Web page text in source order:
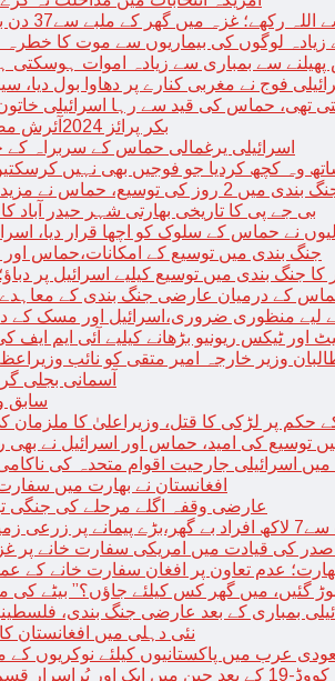
رکھے؛ غزہ میں گھر کے ملبے سے37 دن بعد نومولود زندہ مل گیا
زیادہ لوگوں کی بیماریوں سے موت کا
سے بمباری سے زیادہ اموات ہوسکتی
فوج نے مغربی کنارے پر دھاوا بول دیا،
تھی، حماس کی قید سے رہا اسرائیلی
بکر پرائز 2024آئرش مصنف پال لنچ نے جیت لیا
اسرائیلی یرغمالی حماس کے سربراہ
وہ کچھ کردیا جو فوجیں بھی نہیں
نے مزید 11 یرغمالی رہا کر دیے
بی جے پی کا تاریخی بھارتی شہر حیدر آباد کا
نے حماس کے سلوک کو اچھا قرار دیا،
جنگ بندی میں توسیع کے امکانات،حماس اور
کا جنگ بندی میں توسیع کیلیے اسرائیل پر
حماس کے درمیان عارضی جنگ بندی کے
لیے منظوری ضروری،اسرائیل اور مسک کے
اور ٹیکس ریونیو بڑھانے کیلیے آئی ایم ایف
وزیر خارجہ امیر متقی کو نائب
آسمانی بجلی گرنے سے 20
سابق
حکم پر لڑکی کا قتل، وزیراعلیٰ کا
توسیع کی امید، حماس اور اسرائیل نے بھی
اسرائیلی جارحیت اقوام متحدہ کی
افغانستان نے بھارت میں
عارضی وقفہ اگلے مرحلے کی جنگی
بھی بہہ گئے
صدر کی قیادت میں امریکی سفارت خانے پر
عدم تعاون پر افغان سفارت خانے کے عملے
گئیں، میں گھر کس کیلئے جاؤں؟” بیٹے کی
نئی دہلی میں افغانستان
عرب میں پاکستانیوں کیلئے نوکریوں کے
کووڈ-19 کے بعد چین میں ایک اور پُراسرار قسم کی بیماری پھیلنے لگی